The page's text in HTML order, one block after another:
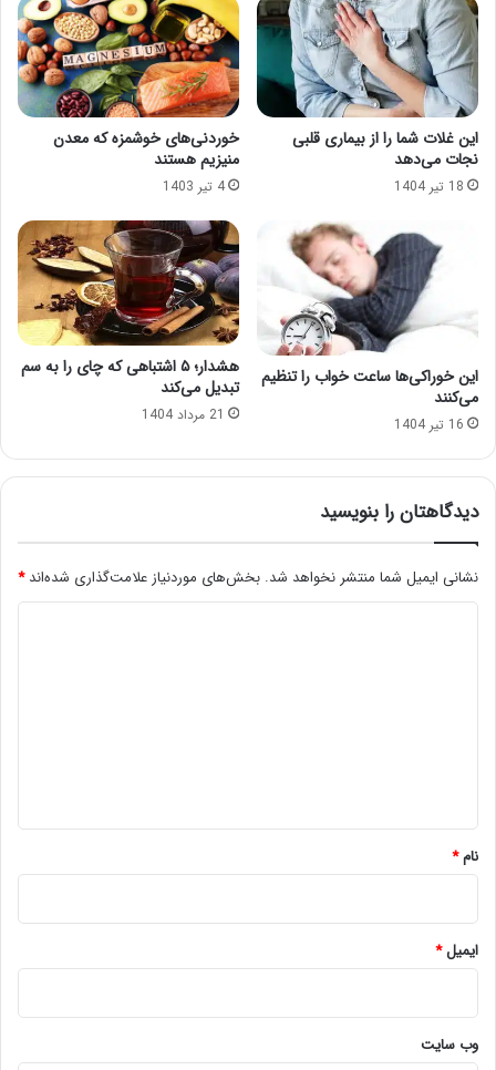
این غلات شما را از بیماری قلبی
نجات می‌دهد
18 تیر 1404
خوردنی‌های خوشمزه که معدن
منیزیم هستند
4 تیر 1403
این خوراکی‌ها ساعت خواب را تنظیم
می‌کنند
16 تیر 1404
هشدار؛ ۵ اشتباهی که چای را به سم
تبدیل می‌کند
21 مرداد 1404
دیدگاهتان را بنویسید
نشانی ایمیل شما منتشر نخواهد شد. بخش‌های موردنیاز علامت‌گذاری شده‌اند*
نام*
ایمیل*
وب‌ سایت